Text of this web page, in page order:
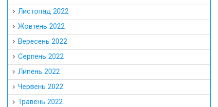
Листопад 2022
Жовтень 2022
Вересень 2022
Серпень 2022
Липень 2022
Червень 2022
Травень 2022